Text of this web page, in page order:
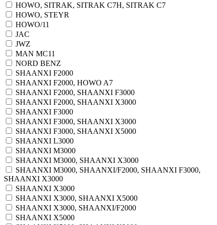
HOWO, SITRAK, SITRAK C7H, SITRAK C7
HOWO, STEYR
HOWO/11
JAC
JWZ
MAN MC11
NORD BENZ
SHAANXI F2000
SHAANXI F2000, HOWO A7
SHAANXI F2000, SHAANXI F3000
SHAANXI F2000, SHAANXI X3000
SHAANXI F3000
SHAANXI F3000, SHAANXI X3000
SHAANXI F3000, SHAANXI X5000
SHAANXI L3000
SHAANXI M3000
SHAANXI M3000, SHAANXI X3000
SHAANXI M3000, SHAANXI/F2000, SHAANXI F3000,
SHAANXI X3000
SHAANXI X3000
SHAANXI X3000, SHAANXI X5000
SHAANXI X3000, SHAANXI/F2000
SHAANXI X5000